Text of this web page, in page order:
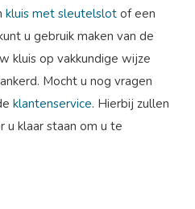
kluis met sleutelslot of een
u gebruik maken van de
kluis op vakkundige wijze
Mocht u nog vragen
klantenservice. Hierbij zullen
u klaar staan om u te